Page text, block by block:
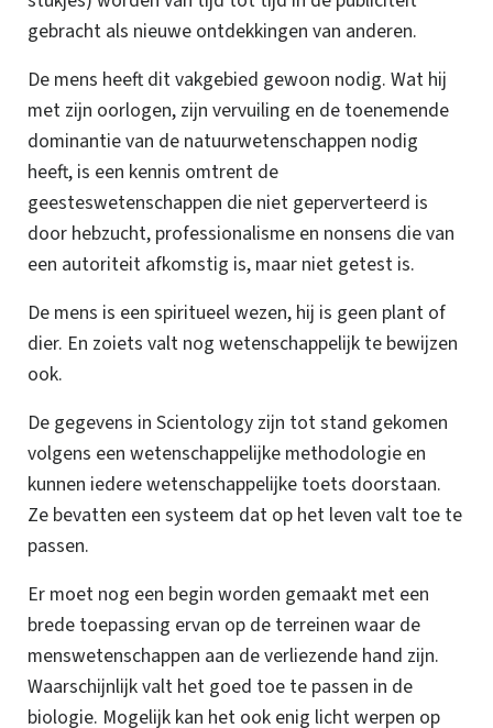
gebracht als nieuwe ontdekkingen van anderen.
De mens heeft dit vakgebied gewoon nodig. Wat hij
met zijn oorlogen, zijn vervuiling en de toenemende
dominantie van de natuurwetenschappen nodig
heeft, is een kennis omtrent de
geesteswetenschappen die niet geperverteerd is
door hebzucht, professionalisme en nonsens die van
een autoriteit afkomstig is, maar niet getest is.
De mens is een spiritueel wezen, hij is geen plant of
dier. En zoiets valt nog wetenschappelijk te bewijzen
ook.
De gegevens in Scientology zijn tot stand gekomen
volgens een wetenschappelijke methodologie en
kunnen iedere wetenschappelijke toets doorstaan.
Ze bevatten een systeem dat op het leven valt toe te
passen.
Er moet nog een begin worden gemaakt met een
brede toepassing ervan op de terreinen waar de
menswetenschappen aan de verliezende hand zijn.
Waarschijnlijk valt het goed toe te passen in de
biologie. Mogelijk kan het ook enig licht werpen op